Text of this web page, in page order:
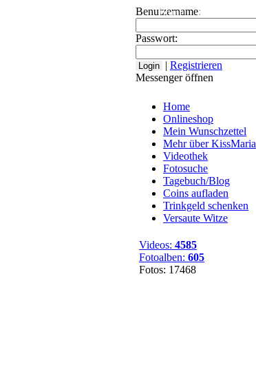
Home Onlineshop
Benutzername:
Passwort:
| Registrieren
Messenger öffnen
Home
Onlineshop
Mein Wunschzettel
Mehr über KissMaria
Videothek
Fotosuche
Tagebuch/Blog
Coins aufladen
Trinkgeld schenken
Versaute Witze
Videos: 4585
Fotoalben: 605
Fotos: 17468